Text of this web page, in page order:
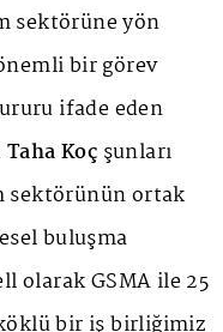
sektörüne yön
bir görev
ifade eden
Koç şunları
sektörünün ortak
buluşma
olarak GSMA ile 25
bir iş birliğimiz